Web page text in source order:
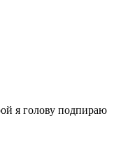
я голову подпираю